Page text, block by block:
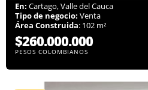
En: Cartago, Valle del Cauca
Tipo de negocio: Venta
Área Construida: 102 m²
$260.000.000
PESOS COLOMBIANOS